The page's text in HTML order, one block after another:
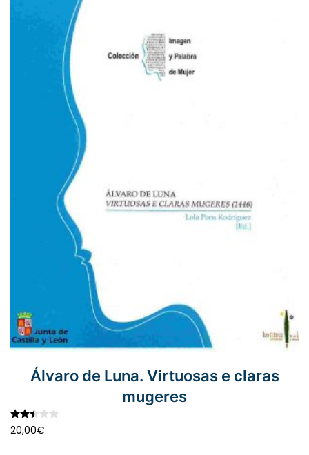
Álvaro de Luna. Virtuosas e claras
mugeres
20,00€